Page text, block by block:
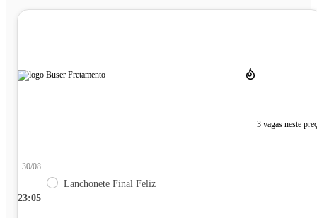
3 vagas neste
23:05
30/08
Lanchonete Final Feliz